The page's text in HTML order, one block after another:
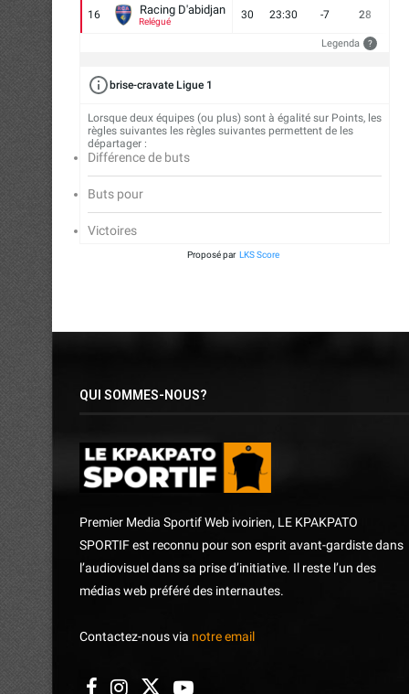
16 Racing D'abidjan
Relégué
30 23:30 -7 28
Legenda ?
brise-cravate Ligue 1
Lorsque deux équipes (ou plus) sont à égalité sur Points, les
règles suivantes les règles suivantes permettent de les
départager :
Différence de buts
Buts pour
Victoires
Proposé par LKS Score
QUI SOMMES-NOUS?
Premier Media Sportif Web ivoirien, LE KPAKPATO
SPORTIF est reconnu pour son esprit avant-gardiste dans
l’audiovisuel dans sa prise d’initiative. Il reste l’un des
médias web préféré des internautes.
Contactez-nous via notre email